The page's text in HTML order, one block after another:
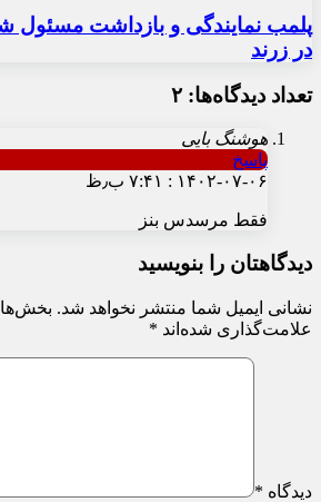
پلمب نمایندگی و بازداشت مسئول
در زرند
تعداد دیدگاه‌ها: ۲
هوشنگ بایی
پاسخ
۱۴۰۲-۰۷-۰۶ : ۷:۴۱ ب٫ظ
فقط مرسدس بنز
دیدگاهتان را بنویسید
نشانی ایمیل شما منتشر نخواهد شد.
علامت‌گذاری شده‌اند *
دیدگاه *